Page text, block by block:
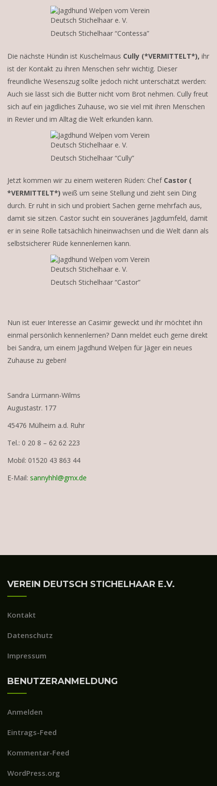
Deutsch Stichelhaar “Contessa”
Die nächste Hündin ist Kuschelmaus Cully (*VERMITTELT*), ihr
ist der Kontakt zu ihren Menschen sehr wichtig. Dieser
freundliche Wesenszug sollte jedoch nicht unterschätzt werden:
Auch sie lässt sich die Butter nicht vom Brot nehmen. Cully freut
sich auf ein jagdliches Zuhause, wo sie viel mit ihren Menschen
in Revier und im Alltag die Welt erkunden kann.
Deutsch Stichelhaar “Cully”
Jetzt kommen wir zu einem weiteren Rüden: Chef Castor (
*VERMITTELT*) weiß um seine Stellung und zieht sein Ding
durch. Er ruht in sich und probiert Sachen gerne mehrfach aus,
damit sie sitzen. Castor sucht ein souveränes Jagdumfeld, damit
er in seine Rolle tatsächlich hineinwachsen und die Welt dann als
selbstsicherer Rüde kennenlernen kann.
Deutsch Stichelhaar “Castor”
Nun ist euer Interesse an Casimir geweckt und ihr möchtet ihn
einmal persönlich kennenlernen? Dann meldet euch gerne direkt
bei Sandra, um einem Jagdhund Welpen für Jäger ein neues
Zuhause zu geben!
Sandra Lürmann-Wilms
Augustastr. 177
45476 Mülheim a.d. Ruhr
Tel.: 0 20 8 – 62 62 223
Mobil: 01520 43 863 44
E-Mail: sannyhhl@gmx.de
VEREIN DEUTSCH STICHELHAAR E.V.
Kontakt
Datenschutz
Impressum
BENUTZERANMELDUNG
Anmelden
Eintrags-Feed
Kommentar-Feed
WordPress.org